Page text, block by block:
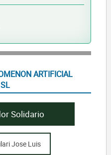
ARTIFICIAL
Solidario
Jose Luis